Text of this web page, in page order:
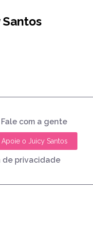
Fale com a gente
Apoie o Juicy Santos
de privacidade